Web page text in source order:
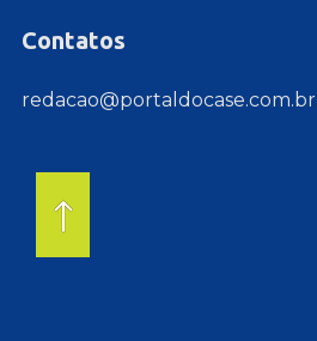
Contatos
redacao@portaldocase.com.br